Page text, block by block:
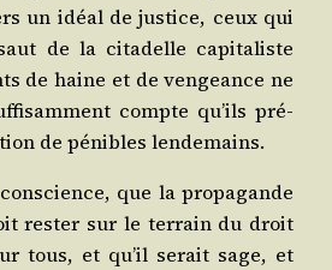
un idéal de jus­tice, ceux qui
de la cita­delle capi­ta­liste
de haine et de ven­geance ne
compte qu’ils pré­
de pénibles lendemains.
que la pro­pa­gande
res­ter sur le ter­rain du droit
tous, et qu’il serait sage, et